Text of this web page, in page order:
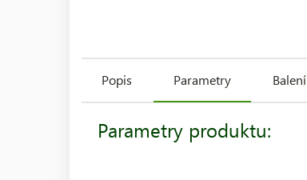
Popis Parametry Balení
Parametry produktu: